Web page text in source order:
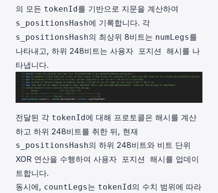
의 모든 tokenId를 기반으로 지문을 계산하여
s_positionsHash에 기록합니다. 각
s_positionsHash의 최상위 8비트는 numLegs를
나타내고, 하위 248비트는 사용자 포지션 해시를 나
타냅니다.
전달된 각 tokenId에 대해 프로토콜은 해시를 계산
하고 하위 248비트를 취한 뒤, 현재
s_positionsHash의 하위 248비트와 비트 단위
XOR 연산을 수행하여 사용자 포지션 해시를 업데이
트합니다.
동시에, countLegs는 tokenId의 수치 범위에 따라